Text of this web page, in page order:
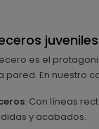
es el
pared. En nuestro
: Con líneas
y acabados.